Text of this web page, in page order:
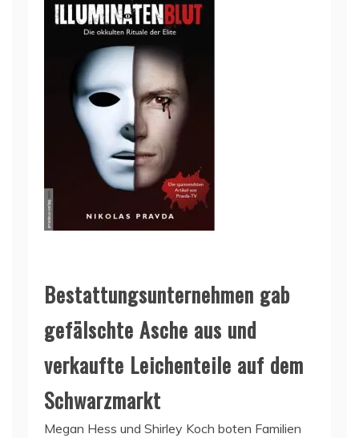
Bestattungsunternehmen gab
gefälschte Asche aus und
verkaufte Leichenteile auf dem
Schwarzmarkt
Megan Hess und Shirley Koch boten Familien